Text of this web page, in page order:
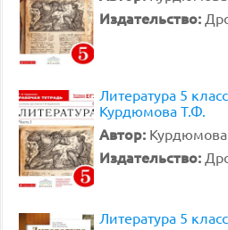
Издательство:
Литература 5
Курдюмова Т.Ф.
Автор:
Издательство:
Литература 5